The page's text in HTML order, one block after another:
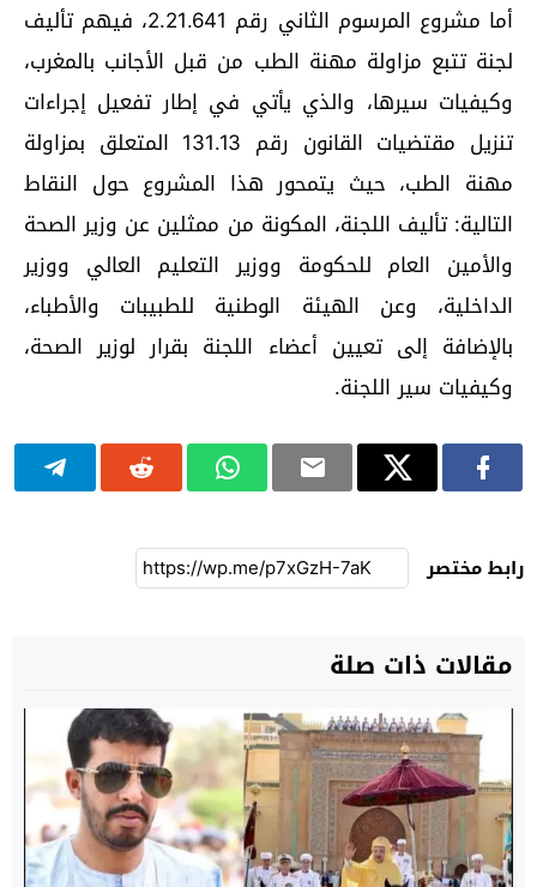
أما مشروع المرسوم الثاني رقم 2.21.641، فيهم تأليف
لجنة تتبع مزاولة مهنة الطب من قبل الأجانب بالمغرب،
وكيفيات سيرها، والذي يأتي في إطار تفعيل إجراءات
تنزيل مقتضيات القانون رقم 131.13 المتعلق بمزاولة
مهنة الطب، حيث يتمحور هذا المشروع حول النقاط
التالية: تأليف اللجنة، المكونة من ممثلين عن وزير الصحة
والأمين العام للحكومة ووزير التعليم العالي ووزير
الداخلية، وعن الهيئة الوطنية للطبيبات والأطباء،
بالإضافة إلى تعيين أعضاء اللجنة بقرار لوزير الصحة،
وكيفيات سير اللجنة.
رابط مختصر
مقالات ذات صلة